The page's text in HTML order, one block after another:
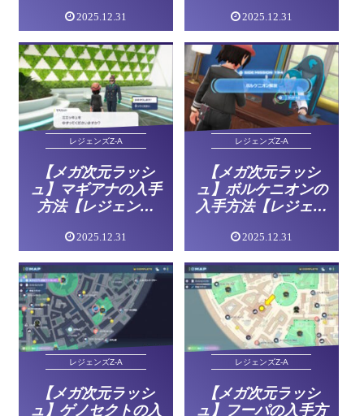
2025.12.31 2025.12.31
レジェンズZ-A
【メガ次元ラッシ
ュ】マギアナの入手
方法【レジェンズ
2025.12.31
レジェンズZ-A
【メガ次元ラッシ
ュ】ボルケニオンの
入手方法【レジェン
2025.12.31
レジェンズZ-A
【メガ次元ラッシ
ュ】ゲノセクトの入
レジェンズZ-A
【メガ次元ラッシ
ュ】フーパの入手方